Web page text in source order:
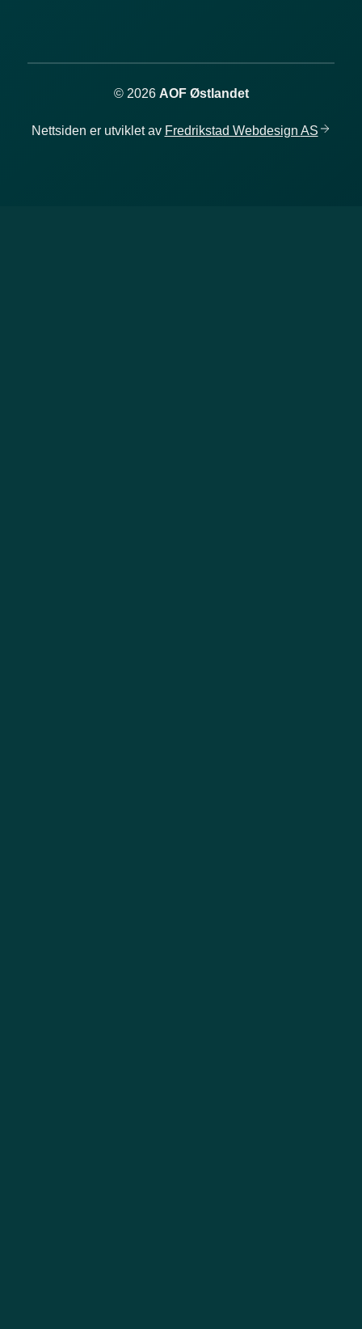
© 2026 AOF Østlandet
Nettsiden er utviklet av Fredrikstad Webdesign AS